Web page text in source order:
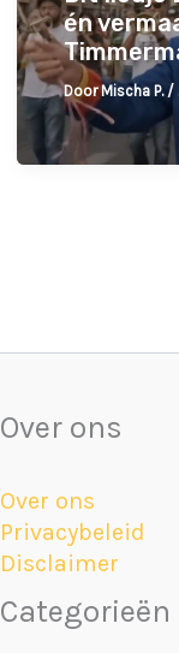
én
DoorMischa P. /
Over ons
Over ons
Privacybeleid
Disclaimer
Categorieën